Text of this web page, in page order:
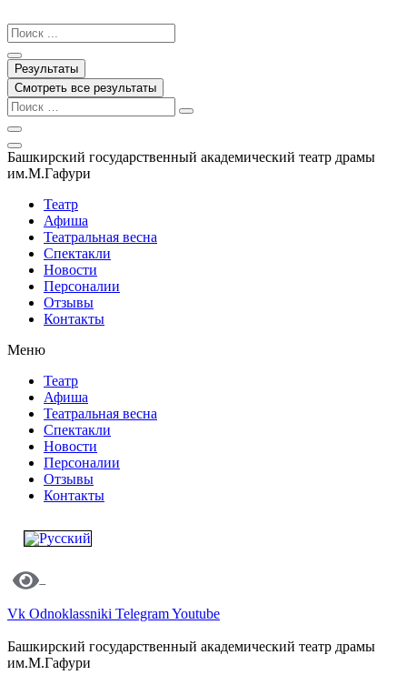
к
содержимому
Search
...
Результаты
Смотреть все результаты
Башкирский государственный академический театр драмы
им.М.Гафури
Театр
Афиша
Театральная весна
Спектакли
Новости
Персоналии
Отзывы
Контакты
Меню
Театр
Афиша
Театральная весна
Спектакли
Новости
Персоналии
Отзывы
Контакты
Vk Odnoklassniki TelegramYoutube
Башкирский государственный академический театр драмы
им.М.Гафури